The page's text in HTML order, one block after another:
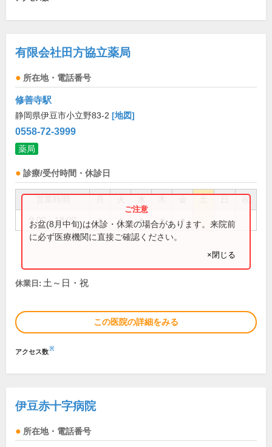
有限会社田方協立薬局
所在地・電話番号
修善寺駅
静岡県伊豆市小立野83-2 [地図]
0558-72-3999
薬局
診療/受付時間・休診日
祝
9:00～18:00 ● ● ● ● ●
お盆(8月中旬)は休診・休業の場合があります。来院前
に必ず医療機関に直接ご確認ください。
×閉じる
休業日: 土～日・祝
この医院の詳細をみる
アクセス数※
伊豆赤十字病院
所在地・電話番号